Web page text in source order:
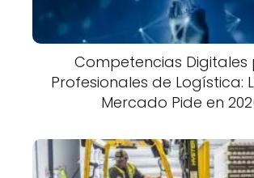
Competencias Digitales
Profesionales de Logística:
Mercado Pide en